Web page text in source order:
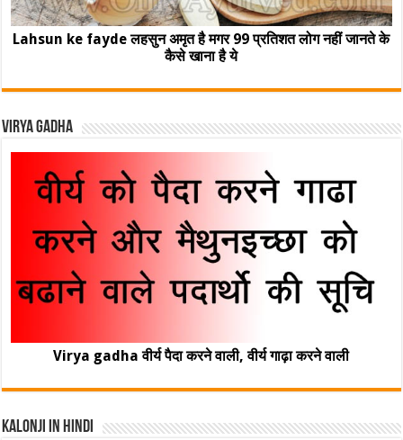
Lahsun ke fayde लहसुन अमृत है मगर 99 प्रतिशत लोग नहीं जानते के
कैसे खाना है ये
Virya Gadha
Virya gadha वीर्य पैदा करने वाली, वीर्य गाढ़ा करने वाली
Kalonji In Hindi